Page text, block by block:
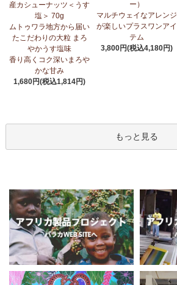
産カシューナッツ＜うす
塩＞ 70g
ムトゥワラ地方から届い
たこだわりの大粒 まろ
やかうす塩味
香り高くコク深いまろや
かな甘み
1,680円(税込1,814円)
ー）
マルチウェイなアレンジ
が楽しいプラスワンアイ
テム
3,800円(税込4,180円)
もっと見る